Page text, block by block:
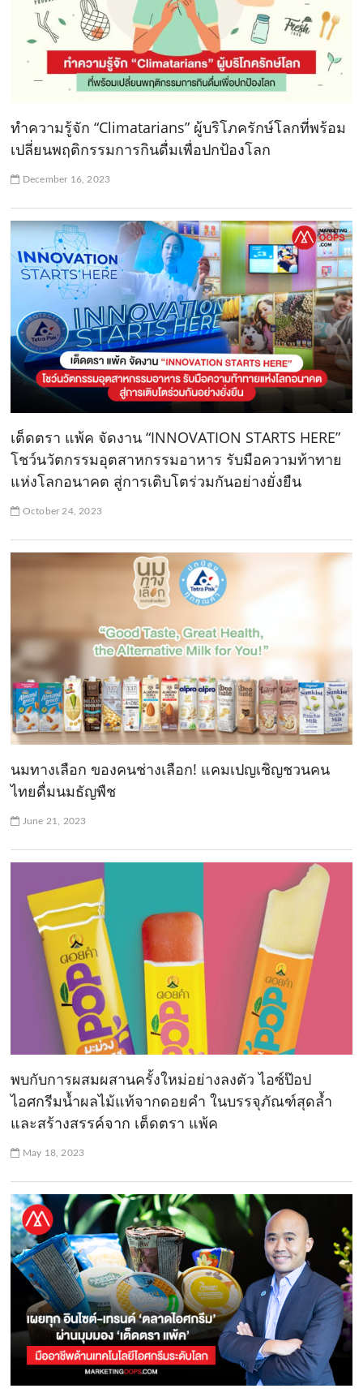
ทำความรู้จัก “Climatarians” ผู้บริโภครักษ์โลกที่พร้อม
เปลี่ยนพฤติกรรมการกินดื่มเพื่อปกป้องโลก
December 16, 2023
เต็ดตรา แพ้ค จัดงาน “INNOVATION STARTS HERE”
โชว์นวัตกรรมอุตสาหกรรมอาหาร รับมือความท้าทาย
แห่งโลกอนาคต สู่การเติบโตร่วมกันอย่างยั่งยืน
October 24, 2023
นมทางเลือก ของคนช่างเลือก! แคมเปญเชิญชวนคน
ไทยดื่มนมธัญพืช
June 21, 2023
พบกับการผสมผสานครั้งใหม่อย่างลงตัว ไอซ์ป๊อป
ไอศกรีมน้ำผลไม้แท้จากดอยคำ ในบรรจุภัณฑ์สุดล้ำ
และสร้างสรรค์จาก เต็ดตรา แพ้ค
May 18, 2023